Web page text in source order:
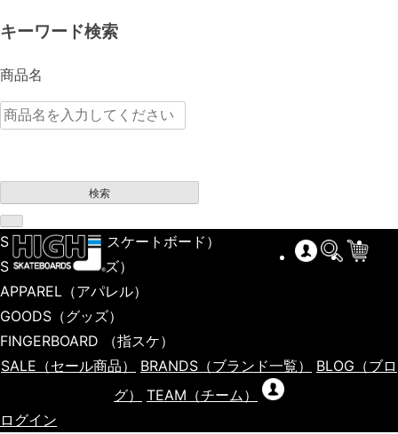
キーワード検索
商品名
検索
SKATEBOARD（スケートボード）
SHOES（シューズ）
APPAREL （アパレル）
GOODS （グッズ）
FINGERBOARD
（指スケ）
SALE （セール商品） BRANDS （ブランド一覧） BLOG （ブロ
グ）
TEAM （チーム）
ログイン